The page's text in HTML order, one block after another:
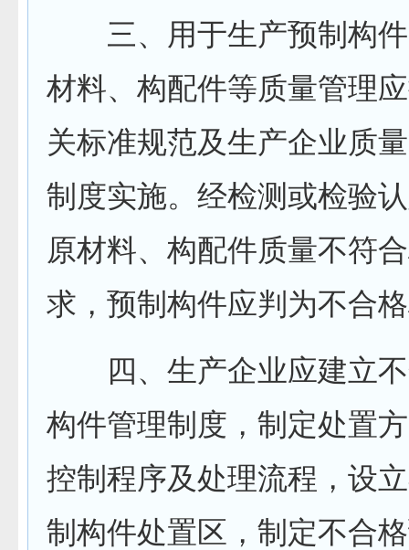
三、用于生产预制构件
材料、构配件等质量管理
关标准规范及生产企业质
制度实施。经检测或检验
原材料、构配件质量不符
求，预制构件应判为不合
四、生产企业应建立不
构件管理制度，制定处置
控制程序及处理流程，设
制构件处置区，制定不合